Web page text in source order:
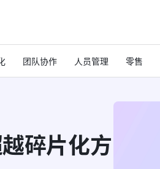
团队协作 人员管理 零售
碎片化方